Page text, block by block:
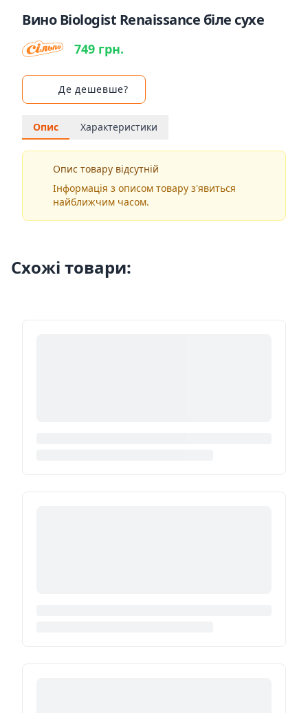
Вино Biologist Renaissance біле сухе
749 грн.
Де дешевше?
Опис Характеристики
Опис товару відсутній
Інформація з описом товару з'явиться
найближчим часом.
Схожі товари: